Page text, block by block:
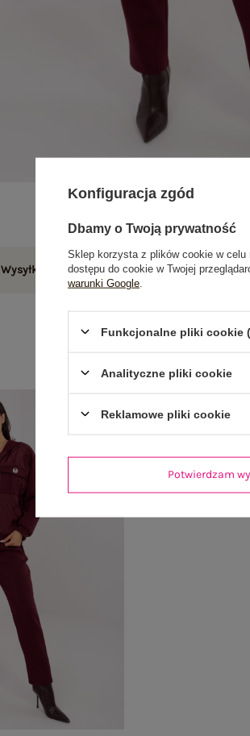
Wysyłka i dostawa Zwroty i reklamacje
Konfiguracja zgód
Dbamy o Twoją prywatność
Sklep korzysta z plików cookie w celu
dostępu do cookie w Twojej
warunki Google
Funkcjonalne pliki cookie
Analityczne pliki cookie
Reklamowe pliki cookie
Potwierdzam